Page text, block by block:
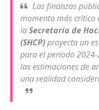
Las finanzas
momento más crítico
laSecretaría de
(SHCP)proyecta un
para el período
las estimaciones de
una realidad